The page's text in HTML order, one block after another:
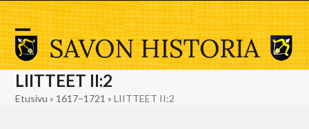
Skip
to
content
Open
mobile
menu
Close
mobile
menu
LIITTEET II:2
Etusivu » 1617–1721 »LIITTEET II:2